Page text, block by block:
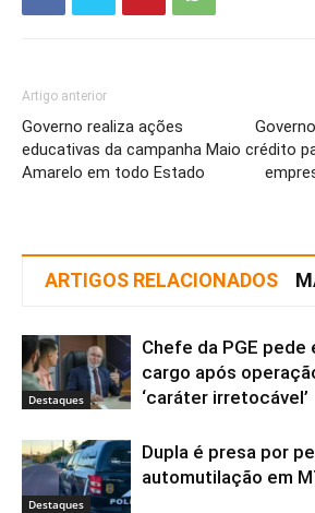
Artigo anterior
Governo realiza ações
educativas da campanha Maio
Amarelo em todo Estado
crédito
ARTIGOS RELACIONADOS
Destaques
Chefe da PGE pede
cargo após
‘caráter irretocável’
Destaques
Dupla é presa por
automutilação em